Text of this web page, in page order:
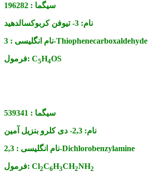
سیگما : 196282
نام: 3- تیوفن کربوکسالدهید
نام انگلیسی :3-Thiophenecarboxaldehyde
فرمول: C5H4OS
سیگما : 539341
نام: 2,3- دی کلرو بنزیل آمین
نام انگلیسی :2,3-Dichlorobenzylamine
فرمول: Cl2C6H3CH2NH2